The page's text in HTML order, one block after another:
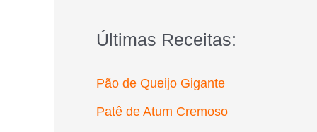
rÚltimas Receitas:
Pão de Queijo Gigante
Patê de Atum Cremoso